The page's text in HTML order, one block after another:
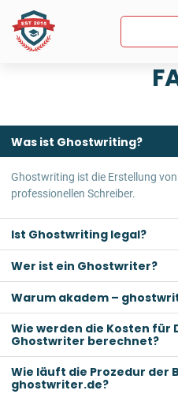
894
Was ist Ghostwriting?
Ghostwriting ist die Erstellung
professionellen Schreiber.
Ist Ghostwriting legal?
Wer ist ein Ghostwriter?
Warum akadem –
Wie werden die Kosten für
Ghostwriter berechnet?
Wie läuft die Prozedur der
ghostwriter.de?